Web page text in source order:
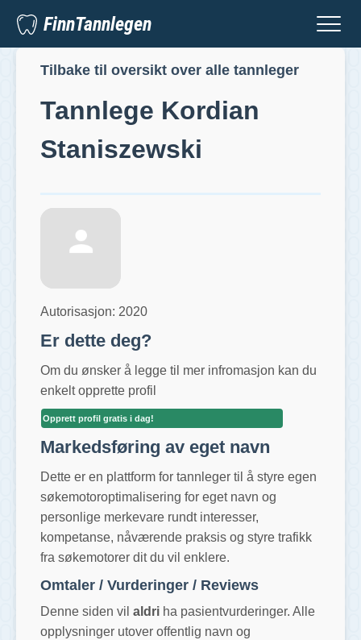
FinnTannlegen
Tilbake til oversikt over alle tannleger
Tannlege Kordian
Staniszewski
Autorisasjon: 2020
Er dette deg?
Om du ønsker å legge til mer infromasjon kan du
enkelt opprette profil
Opprett profil gratis i dag!
Markedsføring av eget navn
Dette er en plattform for tannleger til å styre egen
søkemotoroptimalisering for eget navn og
personlige merkevare rundt interesser,
kompetanse, nåværende praksis og styre trafikk
fra søkemotorer dit du vil enklere.
Omtaler / Vurderinger / Reviews
Denne siden vil aldri ha pasientvurderinger. Alle
opplysninger utover offentlig navn og